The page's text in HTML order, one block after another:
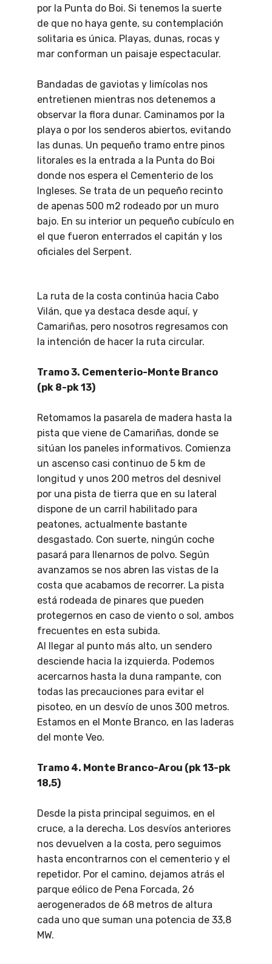
por la Punta do Boi. Si tenemos la suerte
de que no haya gente, su contemplación
solitaria es única. Playas, dunas, rocas y
mar conforman un paisaje espectacular.
Bandadas de gaviotas y limícolas nos
entretienen mientras nos detenemos a
observar la flora dunar. Caminamos por la
playa o por los senderos abiertos, evitando
las dunas. Un pequeño tramo entre pinos
litorales es la entrada a la Punta do Boi
donde nos espera el Cementerio de los
Ingleses. Se trata de un pequeño recinto
de apenas 500 m2 rodeado por un muro
bajo. En su interior un pequeño cubículo en
el que fueron enterrados el capitán y los
oficiales del Serpent.
La ruta de la costa continúa hacia Cabo
Vilán, que ya destaca desde aquí, y
Camariñas, pero nosotros regresamos con
la intención de hacer la ruta circular.
Tramo 3. Cementerio-Monte Branco
(pk 8-pk 13)
Retomamos la pasarela de madera hasta la
pista que viene de Camariñas, donde se
sitúan los paneles informativos. Comienza
un ascenso casi continuo de 5 km de
longitud y unos 200 metros del desnivel
por una pista de tierra que en su lateral
dispone de un carril habilitado para
peatones, actualmente bastante
desgastado. Con suerte, ningún coche
pasará para llenarnos de polvo. Según
avanzamos se nos abren las vistas de la
costa que acabamos de recorrer. La pista
está rodeada de pinares que pueden
protegernos en caso de viento o sol, ambos
frecuentes en esta subida.
Al llegar al punto más alto, un sendero
desciende hacia la izquierda. Podemos
acercarnos hasta la duna rampante, con
todas las precauciones para evitar el
pisoteo, en un desvío de unos 300 metros.
Estamos en el Monte Branco, en las laderas
del monte Veo.
Tramo 4. Monte Branco-Arou (pk 13-pk
18,5)
Desde la pista principal seguimos, en el
cruce, a la derecha. Los desvíos anteriores
nos devuelven a la costa, pero seguimos
hasta encontrarnos con el cementerio y el
repetidor. Por el camino, dejamos atrás el
parque eólico de Pena Forcada, 26
aerogenerados de 68 metros de altura
cada uno que suman una potencia de 33,8
MW.